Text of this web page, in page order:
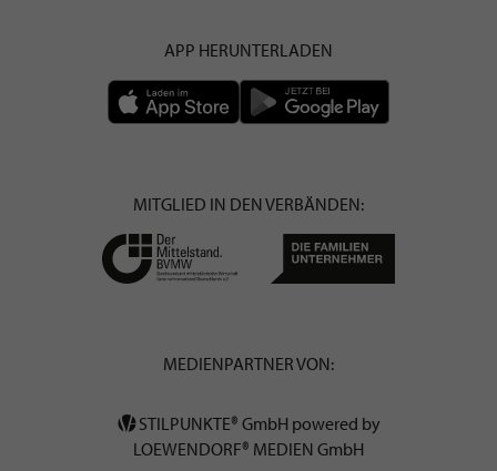
APP HERUNTERLADEN
MITGLIED IN DEN VERBÄNDEN:
MEDIENPARTNER VON:
STILPUNKTE® GmbH powered by
LOEWENDORF® MEDIEN GmbH